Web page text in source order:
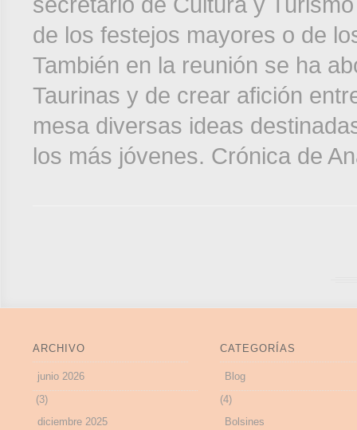
de los festejos mayores o de
También en la reunión se ha
Taurinas y de crear afición
mesa diversas ideas
los más jóvenes. Crónica de
ARCHIVO
junio 2026
(3)
diciembre 2025
CATEGORÍAS
Blog
(4)
Bolsines